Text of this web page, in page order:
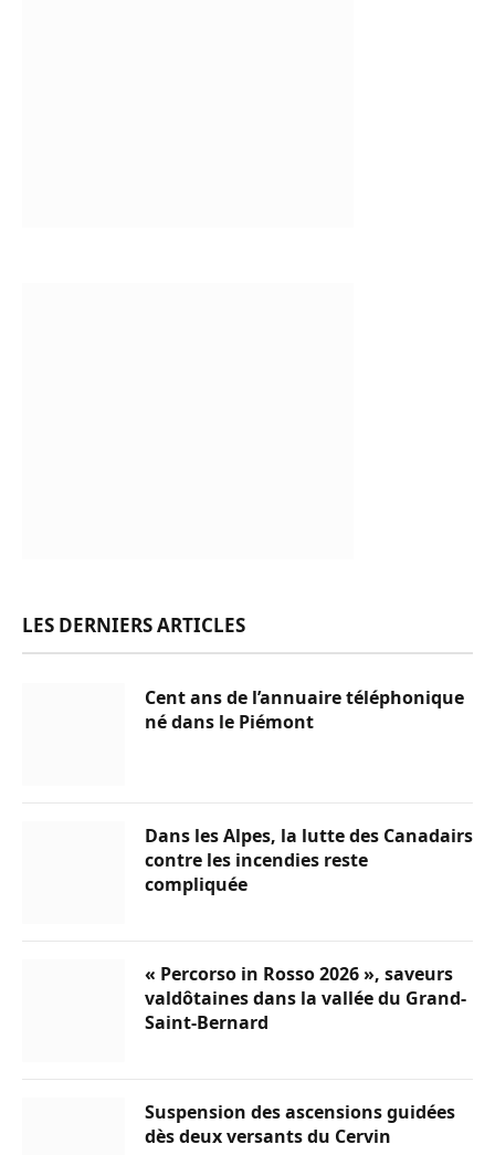
LES DERNIERS ARTICLES
Cent ans de l’annuaire téléphonique
né dans le Piémont
Dans les Alpes, la lutte des Canadairs
contre les incendies reste
compliquée
« Percorso in Rosso 2026 », saveurs
valdôtaines dans la vallée du Grand-
Saint-Bernard
Suspension des ascensions guidées
dès deux versants du Cervin